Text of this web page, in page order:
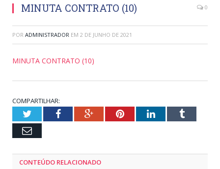
MINUTA CONTRATO (10) 0
POR ADMINISTRADOR EM 2 DE JUNHO DE 2021
MINUTA CONTRATO (10)
COMPARTILHAR:
TwitterFacebookGoogle+PinterestLinkedInTumblr
Email
CONTEÚDO RELACIONADO